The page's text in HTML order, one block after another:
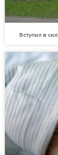
Вступил в